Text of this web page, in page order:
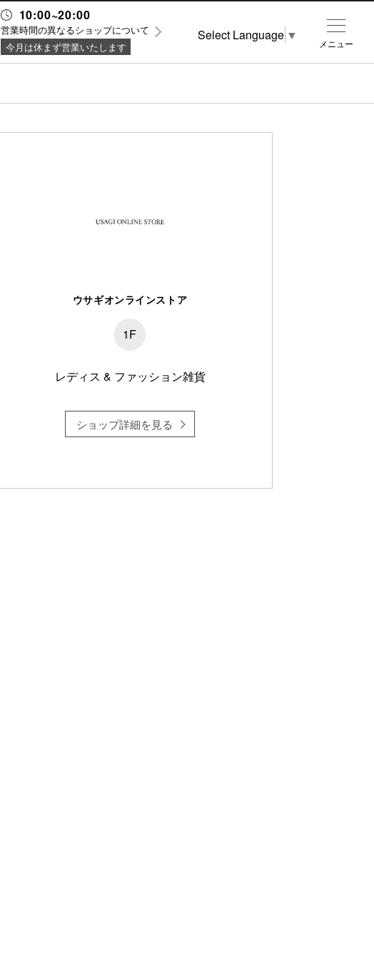
10:00~20:00
営業時間の異なるショップについて
今月は休まず営業いたします
ウサギオンラインストア
1F
レディス & ファッション雑貨
ショップ詳細を見る
メニュー
Select Language ▼